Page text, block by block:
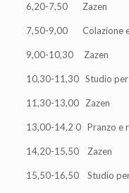
6,20-7,50 Zazen
7,50-9,00 Colazione
9,00-10,30 Zazen
10,30-11,30 Studio
11,30-13,00 Zazen
13,00-14,2 0 Pranzo e
14,20-15,50 Zazen
15,50-16,50 Studio